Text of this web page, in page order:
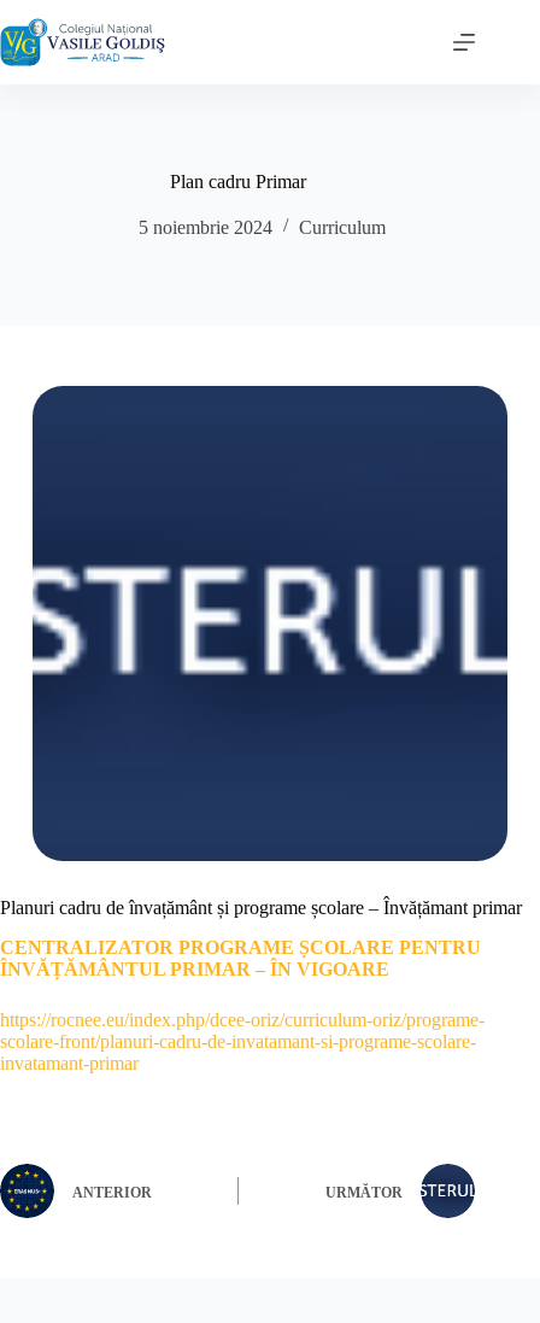
la
conținut
Plan cadru Primar
5 noiembrie 2024 Curriculum
Planuri cadru de învațământ și programe școlare – Învățămant primar
CENTRALIZATOR PROGRAME ȘCOLARE PENTRU
ÎNVĂȚĂMÂNTUL PRIMAR – ÎN VIGOARE
https://rocnee.eu/index.php/dcee-oriz/curriculum-oriz/programe-
scolare-front/planuri-cadru-de-invatamant-si-programe-scolare-
invatamant-primar
ANTERIOR URMĂTOR